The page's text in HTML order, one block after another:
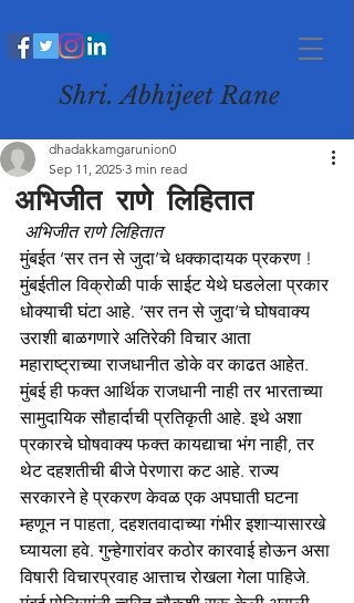
Shri. Abhijeet Rane
अभिजीत राणे लिहितात
dhadakkamgarunion0
Sep 11, 2025 3 min read
अभिजीत राणे लिहितात
मुंबईत ‘सर तन से जुदा’चे धक्कादायक प्रकरण !
मुंबईतील विक्रोळी पार्क साईट येथे घडलेला प्रकार
धोक्याची घंटा आहे. ‘सर तन से जुदा’चे घोषवाक्य
उराशी बाळगणारे अतिरेकी विचार आता
महाराष्ट्राच्या राजधानीत डोके वर काढत आहेत.
मुंबई ही फक्त आर्थिक राजधानी नाही तर भारताच्या
सामुदायिक सौहार्दाची प्रतिकृती आहे. इथे अशा
प्रकारचे घोषवाक्य फक्त कायद्याचा भंग नाही, तर
थेट दहशतीची बीजे पेरणारा कट आहे. राज्य
सरकारने हे प्रकरण केवळ एक अपघाती घटना
म्हणून न पाहता, दहशतवादाच्या गंभीर इशाऱ्यासारखे
घ्यायला हवे. गुन्हेगारांवर कठोर कारवाई होऊन असा
विषारी विचारप्रवाह आत्ताच रोखला गेला पाहिजे.